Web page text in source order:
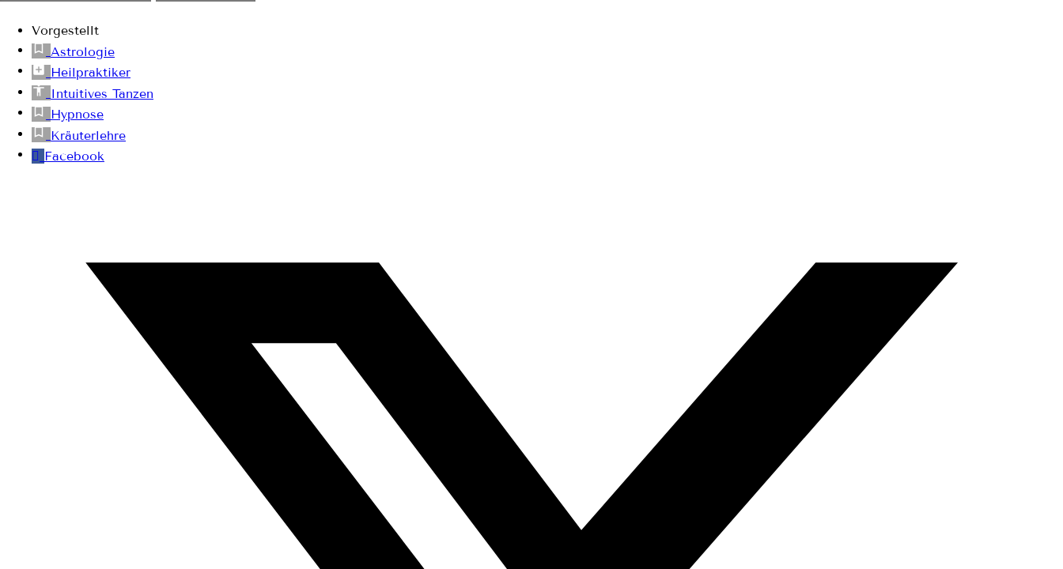
Vorgestellt
Astrologie
Heilpraktiker
Intuitives Tanzen
Hypnose
Kräuterlehre
Facebook